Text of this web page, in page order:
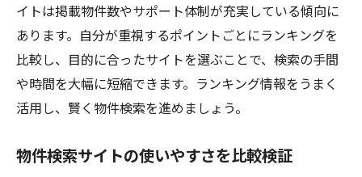
イトは掲載物件数やサポート体制が充実している傾向に
あります。自分が重視するポイントごとにランキングを
比較し、目的に合ったサイトを選ぶことで、検索の手間
や時間を大幅に短縮できます。ランキング情報をうまく
活用し、賢く物件検索を進めましょう。
物件検索サイトの使いやすさを比較検証